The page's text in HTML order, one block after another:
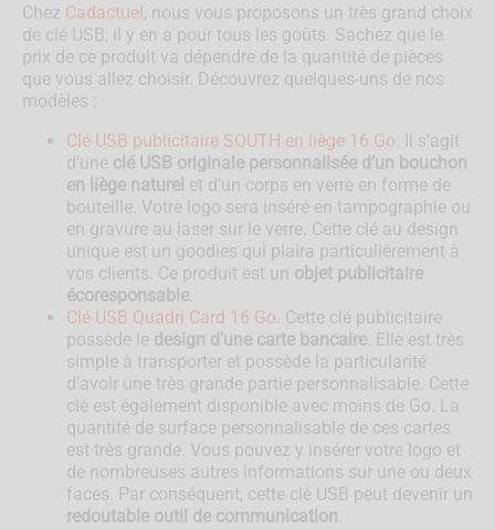
Chez Cadactuel, nous vous proposons un très grand choix
de clé USB, il y en a pour tous les goûts. Sachez que le
prix de ce produit va dépendre de la quantité de pièces
que vous allez choisir. Découvrez quelques-uns de nos
modèles :
Clé USB publicitaire SOUTH en liège 16 Go . Il s’agit
d’une clé USB originale personnalisée d’un bouchon
en liège naturel et d’un corps en verre en forme de
bouteille. Votre logo sera inséré en tampographie ou
en gravure au laser sur le verre. Cette clé au design
unique est un goodies qui plaira particulièrement à
vos clients. Ce produit est un objet publicitaire
écoresponsable
Clé USB Quadri Card 16 Go . Cette clé publicitaire
possède le design d’une carte bancaire . Elle est très
simple à transporter et possède la particularité
d’avoir une très grande partie personnalisable. Cette
clé est également disponible avec moins de Go. La
quantité de surface personnalisable de ces cartes
est très grande. Vous pouvez y insérer votre logo et
de nombreuses autres informations sur une ou deux
faces. Par conséquent, cette clé USB peut devenir un
redoutable outil de communication